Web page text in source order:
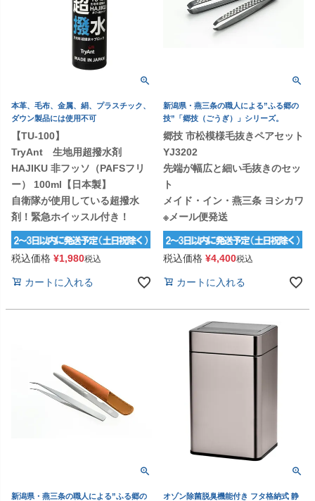
本革、毛布、金属、絹、プラスチック、
ダウン製品には使用不可
【TU-100】
TryAnt 生地用超撥水剤
HAJIKU 非フッソ（PAFSフリ
ー） 100ml【日本製】
自衛隊が使用している超撥水
剤！緊急ホイッスル付き！
税込価格 ¥1,980税込
カートに入れる
新潟県・燕三条の職人による”ふる郷の
技”「郷技（ごうぎ）」シリーズ。
郷技 市松模様毛抜きペアセット
YJ3202
先端が幅広と細い毛抜きのセッ
ト
メイド・イン・燕三条 ヨシカワ
※メール便発送
税込価格 ¥4,400税込
カートに入れる
新潟県・燕三条の職人による”ふる郷の
オゾン除菌脱臭機能付き フタ格納式 静